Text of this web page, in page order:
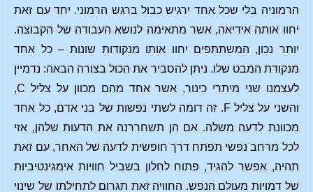
הרמוניה בלי שכל אחד ירגיש כבול ברגש הרמוני. יחד עם זאת
יחוו אותה אידיאה, אשר מתאימה לנושא העבודה של הקבוצה.
יותר נכון, המשתתפים יחוו אותו מנקודות שונות – כל אחד
מנקודת המבט שלו. ניתן להסביר את הכול בצורה הבאה: נדמיין
לעצמנו שני מיתרי כינור, אשר אחד מהם מכוון על צליל C,
והשני על צליל F. זה דומה לשתי נפשות של בני אדם, כל אחד
מכוונת לדעה משלה. אם הן תשחררנה את הדעות שלהן, אזי
לכל מרחב נפשי תפתח דרך חופשית לדעה של האחר, עם זאת
תהיה, אפשר להגיד, פתוח לחלון בשביל חוויות אימגינטיביות
של דמויות מעולם הנפש. החוויה זאת תגרום לתחילתו של שינוי